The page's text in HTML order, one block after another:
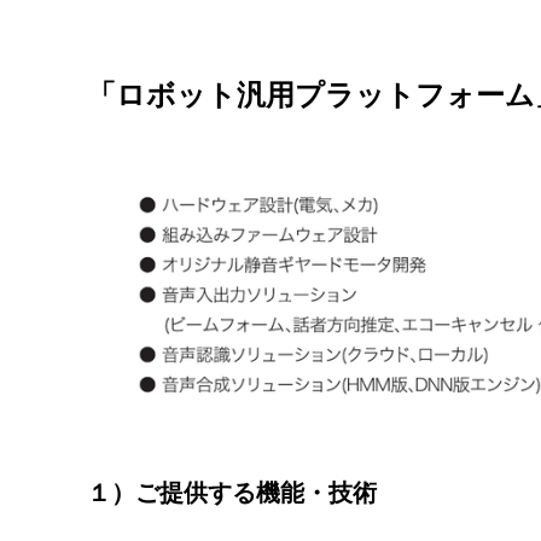
「ロボット汎用プラットフォー
１）ご提供する機能・技術